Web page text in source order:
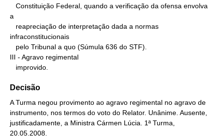
a
infraconstitucionais
III - Agravo regimental
   improvido.
Decisão
A Turma negou provimento ao agravo regimental no agravo de
instrumento, nos termos do voto do Relator. Unânime. Ausente,
justificadamente, a Ministra Cármen Lúcia. 1ª Turma,
20.05.2008.